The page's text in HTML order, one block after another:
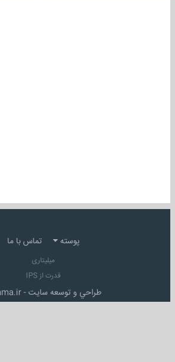
پوسته تماس با ما
میلیتاری
قدرت از IPS
طراحي و توسعه سايت -